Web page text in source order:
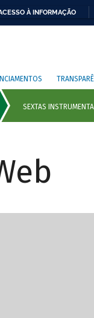
À INFORMAÇÃO